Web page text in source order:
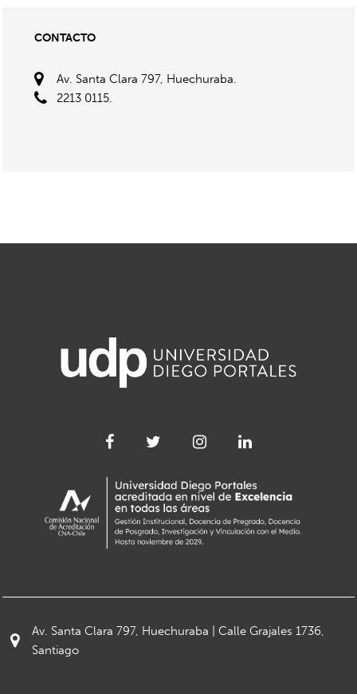
CONTACTO
Av. Santa Clara 797, Huechuraba.
2213 0115.
Av. Santa Clara 797, Huechuraba | Calle Grajales 1736,
Santiago